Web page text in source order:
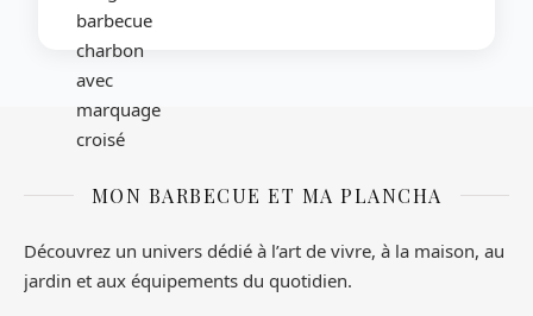
MON BARBECUE ET MA PLANCHA
Découvrez un univers dédié à l’art de vivre, à la maison, au
jardin et aux équipements du quotidien.